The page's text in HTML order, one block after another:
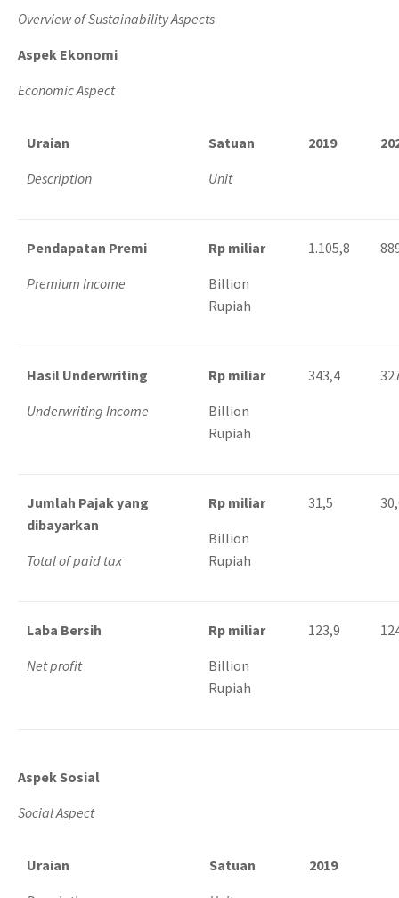
Overview of Sustainability Aspects
Aspek Ekonomi
Economic Aspect
Uraian
Description
Satuan
Unit
2019
Pendapatan Premi
Premium Income
Rp miliar
Billion
Rupiah
1.105,8
Hasil Underwriting
Underwriting Income
Rp miliar
Billion
Rupiah
343,4
Jumlah Pajak yang
dibayarkan
Total of paid tax
Rp miliar
Billion
Rupiah
31,5
Laba Bersih
Net profit
Rp miliar
Billion
Rupiah
123,9
Aspek Sosial
Social Aspect
Uraian
Satuan
2019